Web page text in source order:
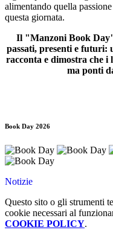
alimentando quella
questa giornata.
Il "Manzoni Book
passati, presenti e futuri:
racconta e dimostra che i
ma ponti
Book Day 2026
Notizie
Questo sito o gli strumenti
cookie necessari al
COOKIE POLICY.